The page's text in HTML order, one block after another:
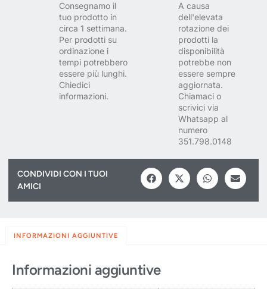
Consegnamo il
tuo prodotto in
circa 1 settimana.
Per prodotti su
ordinazione i
tempi potrebbero
essere più lunghi.
Chiedici
informazioni.
A causa
dell'elevata
rotazione dei
prodotti la
disponibilità
potrebbe non
essere sempre
aggiornata.
Chiamaci o
scrivici via
Whatsapp al
numero
351.798.0148
CONDIVIDI CON I TUOI
AMICI
INFORMAZIONI AGGIUNTIVE
Informazioni aggiuntive